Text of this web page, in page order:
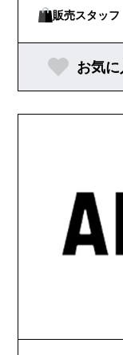
販売スタッフ
お気に